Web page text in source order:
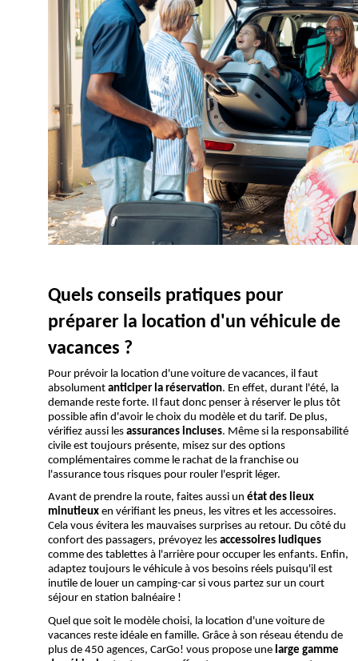
Quels conseils pratiques pour
préparer la location d'un véhicule de
vacances ?
Pour prévoir la location d'une voiture de vacances, il faut
absolument anticiper la réservation. En effet, durant l'été, la
demande reste forte. Il faut donc penser à réserver le plus tôt
possible afin d'avoir le choix du modèle et du tarif. De plus,
vérifiez aussi les assurances incluses. Même si la responsabilité
civile est toujours présente, misez sur des options
complémentaires comme le rachat de la franchise ou
l'assurance tous risques pour rouler l'esprit léger.
Avant de prendre la route, faites aussi un état des lieux
minutieux en vérifiant les pneus, les vitres et les accessoires.
Cela vous évitera les mauvaises surprises au retour. Du côté du
confort des passagers, prévoyez les accessoires ludiques
comme des tablettes à l'arrière pour occuper les enfants. Enfin,
adaptez toujours le véhicule à vos besoins réels puisqu'il est
inutile de louer un camping-car si vous partez sur un court
séjour en station balnéaire !
Quel que soit le modèle choisi, la location d'une voiture de
vacances reste idéale en famille. Grâce à son réseau étendu de
plus de 450 agences, CarGo! vous propose une large gamme